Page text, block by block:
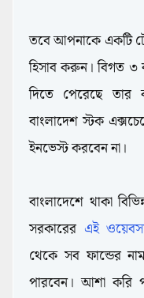
তবে আপনাকে একটি
হিসাব করুন। বিগত ৩
দিতে পেরেছে
বাংলাদেশ স্টক
ইনভেস্ট করবেন না।
বাংলাদেশে থাকা
সরকারের এই
থেকে সব ফান্ডের
পারবেন। আশা করি